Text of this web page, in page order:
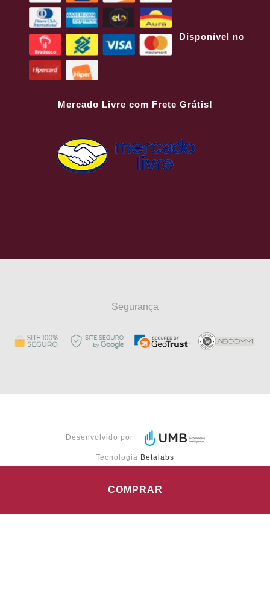
COMPRAR
Disponível no
Mercado Livre com Frete Grátis!
Segurança
Desenvolvido por
Tecnologia Betalabs